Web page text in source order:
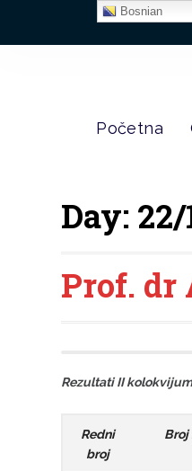
Početna
Day:
Prof. dr
Rezultati II
Redni
broj
Broj
Bosnian